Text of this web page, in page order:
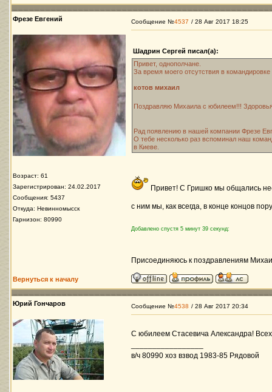
Фрезе Евгений
Возраст: 61
Зарегистрирован: 24.02.2017
Сообщения: 5437
Откуда: Невинномысск
Гарнизон: 80990
Сообщение №4537 / 28 Авг 2017 18:25
Шадрин Сергей писал(а):
Привет, однополчане.
За время моего отсутствия в командировке
котов михаил
Поздравляю Михаила с юбилеем!!!
Рад появлению в нашей компании Фрезе
О тебе несколько раз вспоминал наш
в Киеве.
Привет! С Гришко мы общались
с ним мы, как всегда, в конце концов
Добавлено спустя 5 минут 39 секунд:
Присоединяюсь к поздравлениям
Вернуться к началу
Юрий Гончаров Сообщение №4538 / 28 Авг 2017 20:34
С юбилеем Стасевича Александра! Всех
в/ч 80990 хоз взвод 1983-85 Рядовой